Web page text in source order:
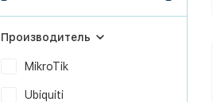
Производитель
MikroTik
Ubiquiti